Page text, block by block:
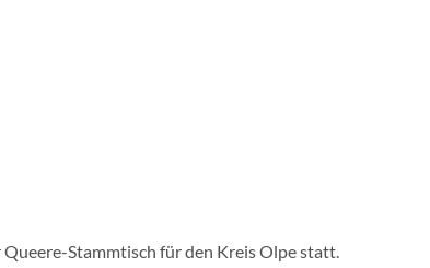
Stammtisch für den Kreis Olpe statt.